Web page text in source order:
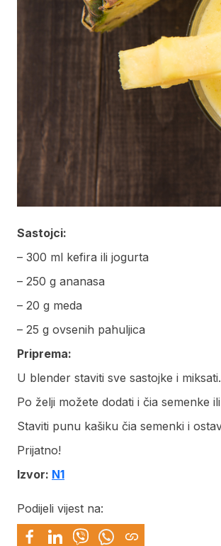
Sastojci:
– 300 ml kefira ili jogurta
– 250 g ananasa
– 20 g meda
– 25 g ovsenih pahuljica
Priprema:
U blender staviti sve sastojke i miksati.
Po želji možete dodati i čia semenke
Staviti punu kašiku čia semenki i
Prijatno!
Izvor: N1
Podijeli vijest na: